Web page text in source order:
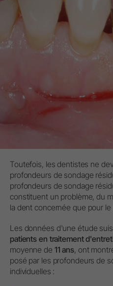
Toutefois, les dentistes ne
profondeurs de sondage
profondeurs de sondage
constituent un problème, du
la dent concernée que pour
Les données d'une étude
patients en traitement
moyenne de 11 ans, ont
posé par les profondeurs de
individuelles :